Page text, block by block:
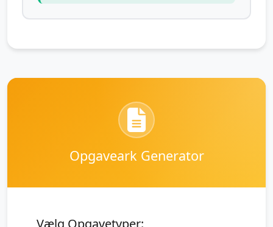
Opgaveark Generator
Vælg Opgavetyper: